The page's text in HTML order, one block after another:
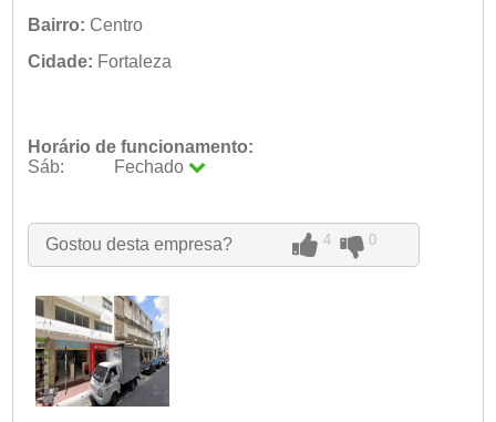
Bairro: Centro
Cidade: Fortaleza
Horário de funcionamento:
Sáb:
Fechado
Qua:
09:00 - 18:00
Qui:
09:00 - 18:00
Sáb:
Fechado
Dom:
Fechado
Gostou desta empresa? 4 0